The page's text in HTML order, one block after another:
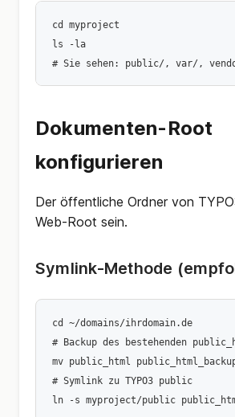
cd myproject
ls -la
Dokumenten-Root
konfigurieren
Der öffentliche Ordner von
Web-Root sein.
Symlink-Methode
cd ~/domains/ihrdomain.de
# Backup des bestehenden
mv public_html
# Symlink zu TYPO3 public